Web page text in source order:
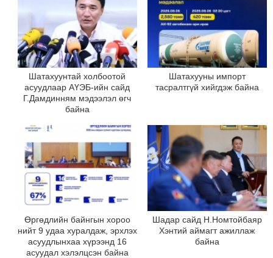
Шатахуунтай холбоотой
асуудлаар АҮЭБ-ийн сайд
Г.Дамдинням мэдээлэл өгч
байна
Шатахууны импорт
тасралтгүй хийгдэж байна
Өргөдлийн байнгын хороо
нийт 9 удаа хуралдаж, эрхлэх
асуудлынхаа хүрээнд 16
асуудал хэлэлцсэн байна
Шадар сайд Н.Номтойбаяр
Хэнтий аймагт ажиллаж
байна